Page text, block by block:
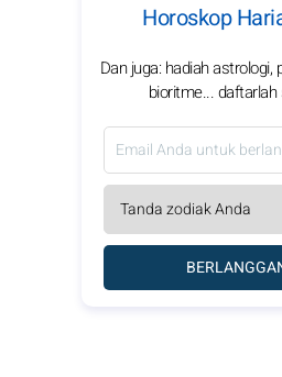
Horoskop
Dan juga: hadiah
bioritme... daftarlah